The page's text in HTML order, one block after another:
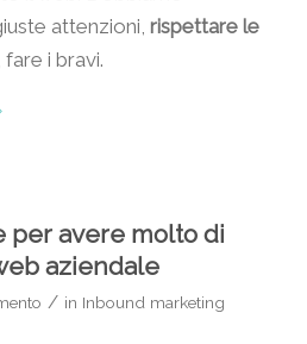
attenzioni, rispettare le
i bravi.
per avere molto di
aziendale
/ in Inbound marketing